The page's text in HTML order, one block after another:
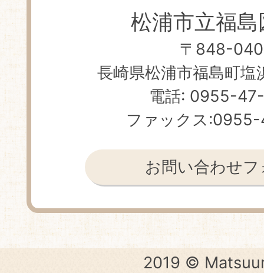
松浦市立福
〒848-
長崎県松浦市福島町
電話: 0955-
ファックス
お問い合わせフ
2019 ©